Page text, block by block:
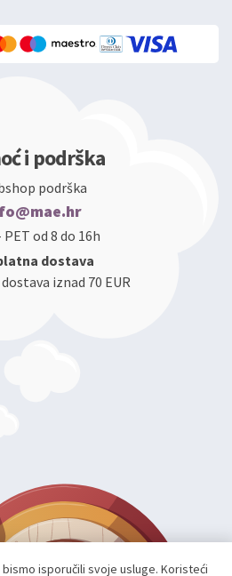
i podrška
podrška
PET od 8 do 16h
dostava
iznad 70 EUR
bismo isporučili svoje usluge. Koristeći